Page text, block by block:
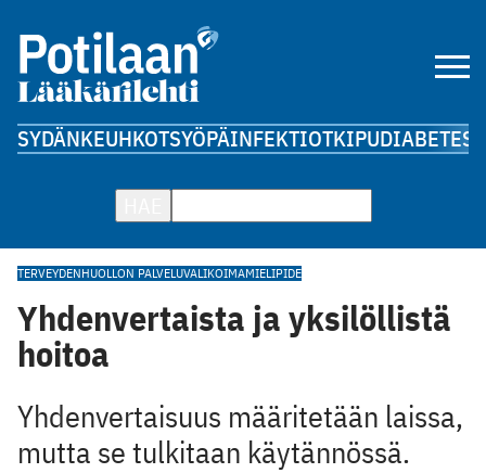
SYDÄNKEUHKOTSYÖPÄINFEKTIOTKIPUDIABETES
TERVEYDENHUOLLON PALVELUVALIKOIMAMIELIPIDE
Yhdenvertaista ja yksilöllistä
hoitoa
Yhdenvertaisuus määritetään laissa,
mutta se tulkitaan käytännössä.